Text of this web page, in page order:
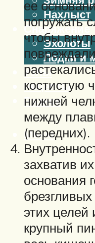
Нахлыст
Снаряжение
Эхолоты
Лодки и
Узлы
Рецепты
Разное
Меню
ее
погружать
чтобы
костистую
нижней
между
(передних).
захватив
основания
этих целей
крупный